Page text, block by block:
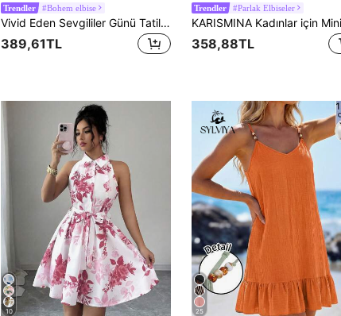
Trendler #Bohem elbise
Vivid Eden Sevgililer Günü Tatil Buluşması Elbisesi, Tatil Eğlencesi Konumlandırma Çiçek Askılı Boyun Salıncak Kadın Elbisesi, Tatil Yaz Plaj Elbisesi, Okula Dönüş Elbisesi, Çok Basit Elbise, Ofis Elbisesi, Eski Para Elbisesi, Öğretmen Elbisesi, Buluşma Elbisesi, Müzik Festivaline Katılmak İçin Dışarı Çıkma Elbisesi, Güneş Elbisesi
389,61TL
Trendler #Parlak Elbiseler
358,88TL
10 25